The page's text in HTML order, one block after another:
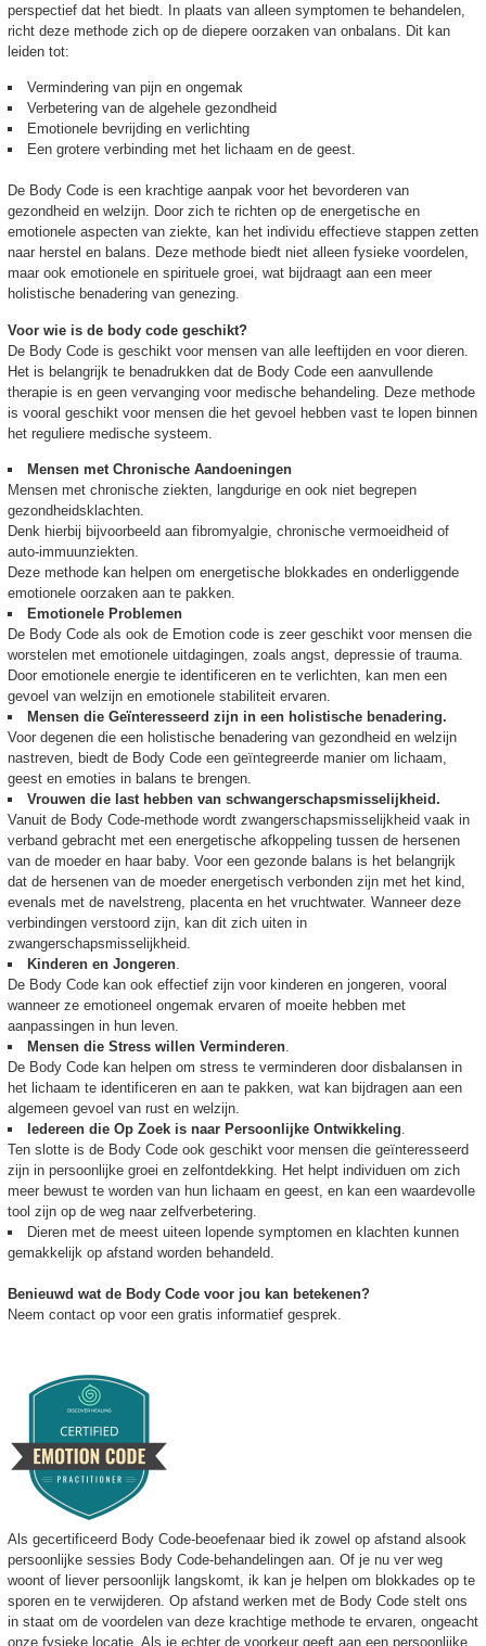
perspectief dat het biedt. In plaats van alleen symptomen te behandelen,
richt deze methode zich op de diepere oorzaken van onbalans. Dit kan
leiden tot:
Vermindering van pijn en ongemak
Verbetering van de algehele gezondheid
Emotionele bevrijding en verlichting
Een grotere verbinding met het lichaam en de geest.
De Body Code is een krachtige aanpak voor het bevorderen van
gezondheid en welzijn. Door zich te richten op de energetische en
emotionele aspecten van ziekte, kan het individu effectieve stappen zetten
naar herstel en balans. Deze methode biedt niet alleen fysieke voordelen,
maar ook emotionele en spirituele groei, wat bijdraagt aan een meer
holistische benadering van genezing.
Voor wie is de body code geschikt?
De Body Code is geschikt voor mensen van alle leeftijden en voor dieren.
Het is belangrijk te benadrukken dat de Body Code een aanvullende
therapie is en geen vervanging voor medische behandeling. Deze methode
is vooral geschikt voor mensen die het gevoel hebben vast te lopen binnen
het reguliere medische systeem.
Mensen met Chronische Aandoeningen
Mensen met chronische ziekten, langdurige en ook niet begrepen
gezondheidsklachten.
Denk hierbij bijvoorbeeld aan fibromyalgie, chronische vermoeidheid of
auto-immuunziekten.
Deze methode kan helpen om energetische blokkades en onderliggende
emotionele oorzaken aan te pakken.
Emotionele Problemen
De Body Code als ook de Emotion code is zeer geschikt voor mensen die
worstelen met emotionele uitdagingen, zoals angst, depressie of trauma.
Door emotionele energie te identificeren en te verlichten, kan men een
gevoel van welzijn en emotionele stabiliteit ervaren.
Mensen die Geïnteresseerd zijn in een holistische benadering.
Voor degenen die een holistische benadering van gezondheid en welzijn
nastreven, biedt de Body Code een geïntegreerde manier om lichaam,
geest en emoties in balans te brengen.
Vrouwen die last hebben van schwangerschapsmisselijkheid.
Vanuit de Body Code-methode wordt zwangerschapsmisselijkheid vaak in
verband gebracht met een energetische afkoppeling tussen de hersenen
van de moeder en haar baby. Voor een gezonde balans is het belangrijk
dat de hersenen van de moeder energetisch verbonden zijn met het kind,
evenals met de navelstreng, placenta en het vruchtwater. Wanneer deze
verbindingen verstoord zijn, kan dit zich uiten in
zwangerschapsmisselijkheid.
Kinderen en Jongeren.
De Body Code kan ook effectief zijn voor kinderen en jongeren, vooral
wanneer ze emotioneel ongemak ervaren of moeite hebben met
aanpassingen in hun leven.
Mensen die Stress willen Verminderen.
De Body Code kan helpen om stress te verminderen door disbalansen in
het lichaam te identificeren en aan te pakken, wat kan bijdragen aan een
algemeen gevoel van rust en welzijn.
Iedereen die Op Zoek is naar Persoonlijke Ontwikkeling.
Ten slotte is de Body Code ook geschikt voor mensen die geïnteresseerd
zijn in persoonlijke groei en zelfontdekking. Het helpt individuen om zich
meer bewust te worden van hun lichaam en geest, en kan een waardevolle
tool zijn op de weg naar zelfverbetering.
Dieren met de meest uiteen lopende symptomen en klachten kunnen
gemakkelijk op afstand worden behandeld.
Benieuwd wat de Body Code voor jou kan betekenen?
Neem contact op voor een gratis informatief gesprek.
Als gecertificeerd Body Code-beoefenaar bied ik zowel op afstand alsook
persoonlijke sessies Body Code-behandelingen aan. Of je nu ver weg
woont of liever persoonlijk langskomt, ik kan je helpen om blokkades op te
sporen en te verwijderen. Op afstand werken met de Body Code stelt ons
in staat om de voordelen van deze krachtige methode te ervaren, ongeacht
onze fysieke locatie. Als je echter de voorkeur geeft aan een persoonlijke